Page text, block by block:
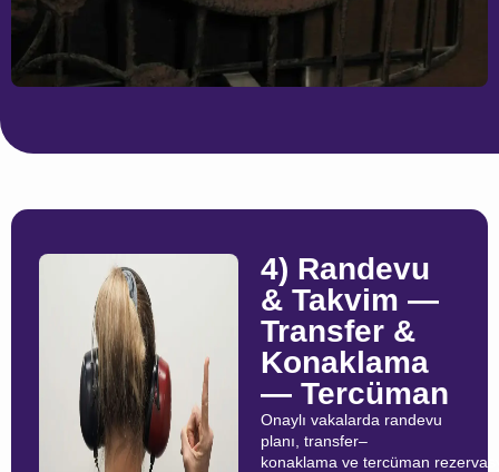
4) Randevu
& Takvim —
Transfer &
Konaklama
— Tercüman
Onaylı vakalarda randevu
planı, transfer–
konaklama ve tercüman